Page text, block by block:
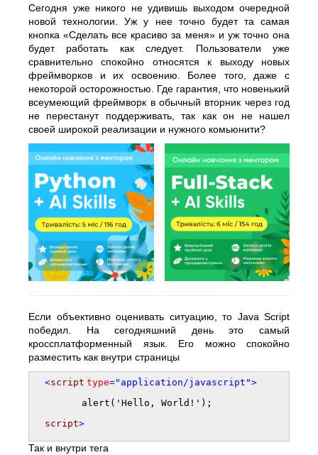
Сегодня уже никого не удивишь выходом очередной
новой технологии. Уж у нее точно будет та самая
кнопка «Сделать все красиво за меня» и уж точно она
будет работать как следует. Пользователи уже
сравнительно спокойно относятся к выходу новых
фреймворков и их освоению. Более того, даже с
некоторой осторожностью. Где гарантия, что новенький
всеумеющий фреймворк в обычный вторник через год
не перестанут поддерживать, так как он не нашел
своей широкой реализации и нужного комьюнити?
Если объективно оценивать ситуацию, то Java Script
победил. На сегодняшний день это самый
кроссплатформенный язык. Его можно спокойно
разместить как внутри страницы
<script type="application/javascript">
alert('Hello, World!');
script>
Так и внутри тега